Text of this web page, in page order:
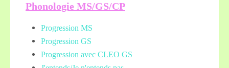
Phonologie MS/GS/CP
Progression MS
Progression GS
Progression avec CLEO GS